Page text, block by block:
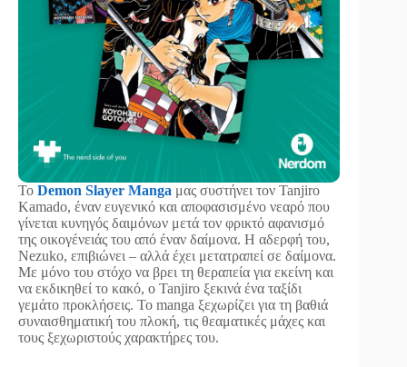
Το Demon Slayer Manga μας συστήνει τον Tanjiro
Kamado, έναν ευγενικό και αποφασισμένο νεαρό που
γίνεται κυνηγός δαιμόνων μετά τον φρικτό αφανισμό
της οικογένειάς του από έναν δαίμονα. Η αδερφή του,
Nezuko, επιβιώνει – αλλά έχει μετατραπεί σε δαίμονα.
Με μόνο του στόχο να βρει τη θεραπεία για εκείνη και
να εκδικηθεί το κακό, ο Tanjiro ξεκινά ένα ταξίδι
γεμάτο προκλήσεις. Το manga ξεχωρίζει για τη βαθιά
συναισθηματική του πλοκή, τις θεαματικές μάχες και
τους ξεχωριστούς χαρακτήρες του.